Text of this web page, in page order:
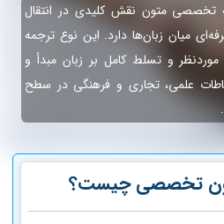
تخصصی متون نقش کلیدی در انتقال
میان زبان‌ها دارد. این نوع ترجمه
و تسلط کامل بر زبان مبدأ و
علمی، تجاری و فرهنگی در سطح
تخصصی چیست؟